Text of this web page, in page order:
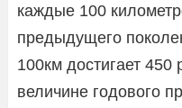
каждые 100
предыдущего
100км достигает
величине годового